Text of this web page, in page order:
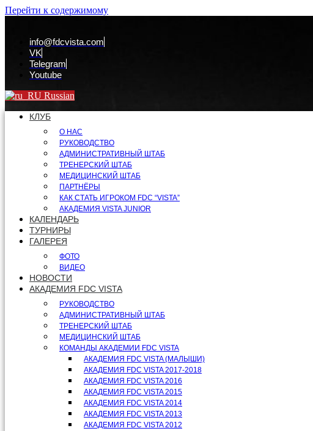
Перейти к содержимому
info@fdcvista.com
VK
Telegram
Youtube
Russian
КЛУБ
О НАС
РУКОВОДСТВО
АДМИНИСТРАТИВНЫЙ ШТАБ
ТРЕНЕРСКИЙ ШТАБ
МЕДИЦИНСКИЙ ШТАБ
ПАРТНЁРЫ
КАК СТАТЬ ИГРОКОМ FDC “VISTA”
АКАДЕМИЯ VISTA JUNIOR
КАЛЕНДАРЬ
ТУРНИРЫ
ГАЛЕРЕЯ
ФОТО
ВИДЕО
НОВОСТИ
АКАДЕМИЯ FDC VISTA
РУКОВОДСТВО
АДМИНИСТРАТИВНЫЙ ШТАБ
ТРЕНЕРСКИЙ ШТАБ
МЕДИЦИНСКИЙ ШТАБ
КОМАНДЫ АКАДЕМИИ FDC VISTA
АКАДЕМИЯ FDC VISTA (МАЛЫШИ)
АКАДЕМИЯ FDC VISTA 2017-2018
АКАДЕМИЯ FDC VISTA 2016
АКАДЕМИЯ FDC VISTA 2015
АКАДЕМИЯ FDC VISTA 2014
АКАДЕМИЯ FDC VISTA 2013
АКАДЕМИЯ FDC VISTA 2012